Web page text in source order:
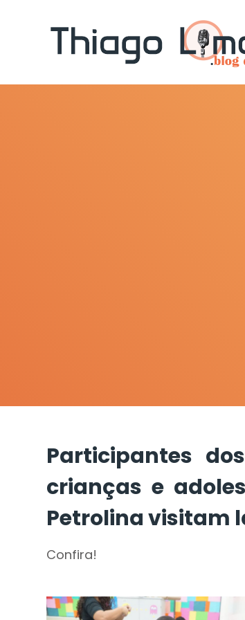
Participantes
crianças e
Petrolina visitam
Confira!